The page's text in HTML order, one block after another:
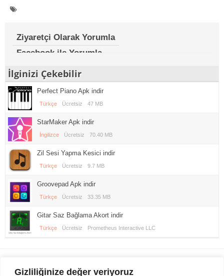
Gizliliğinize değer veriyoruz
Ziyaretçi Olarak Yorumla
Facebook ile Yorumla
İlginizi Çekebilir
Perfect Piano Apk indir
Türkçe Ücretsiz 47 MB
StarMaker Apk indir
İngilizce Ücretsiz 70.40 MB
Zil Sesi Yapma Kesici indir
Türkçe Ücretsiz 9.7 MB
Groovepad Apk indir
Türkçe Ücretsiz 33.35 MB
Gitar Saz Bağlama Akort indir
Türkçe Ücretsiz Prometheus Interactive LLC
Gezi Seyahat indirvip apk